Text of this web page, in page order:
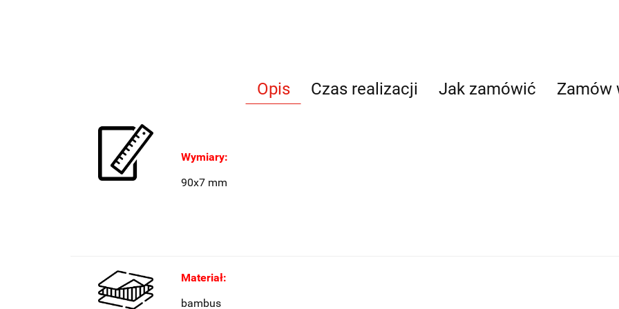
Opis Czas realizacji Jak zamówić Zamów
Wymiary:
90x7 mm
Materiał:
bambus